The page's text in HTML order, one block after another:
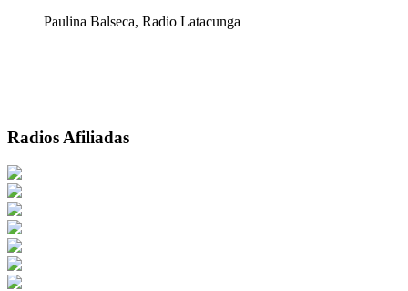
Paulina Balseca, Radio Latacunga
Radios Afiliadas